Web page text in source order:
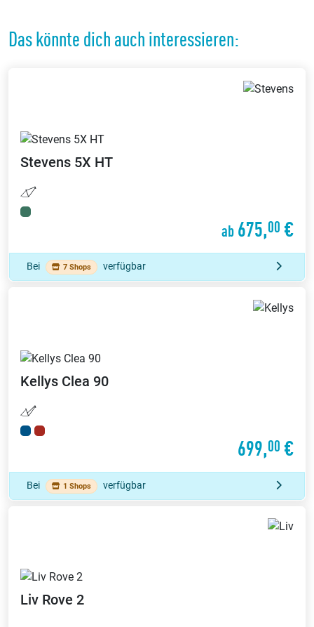
Das könnte dich auch interessieren:
Stevens 5X HT
ab 675,00 €
Bei 7 Shops verfügbar
Kellys Clea 90
699,00 €
Bei 1 Shops verfügbar
Liv Rove 2